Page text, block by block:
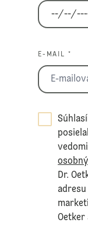
E-MAIL *
Dr.
Oetker